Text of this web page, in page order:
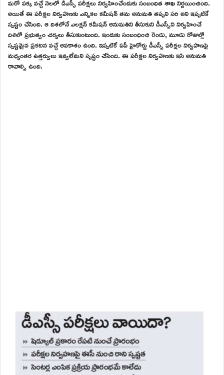
అయితే ఈ పరీక్షల నిర్వహణకు ఎన్నికల కమీషన్ తమ అనుమతి తప్పని సరి అని ఇప్పటికే
స్పష్టం చేసింది. ఆ దిశలోనే ఎలక్షన్ కమీషన్ అనుమతిని తీసుకుని డీఎస్సీని నిర్వహించే
దిశలో ప్రభుత్వం చర్యలు తీసుకుంటుంది. ఇందుకు సంబంధించి రెండు, మూడు రోజుల్లో
స్పష్టమైన ప్రకటన వచ్చే అవకాశం ఉంది. ఇప్పటికే ఏపీ హైకోర్టు డీఎస్సీ పరీక్షల నిర్వహణపై
మధ్యంతర ఉత్తర్వులు ఇవ్వలేమని స్పష్టం చేసింది. ఈ పరీక్షల నిర్వహణకు ఇసి అనుమతి
రావాల్సి ఉంది.